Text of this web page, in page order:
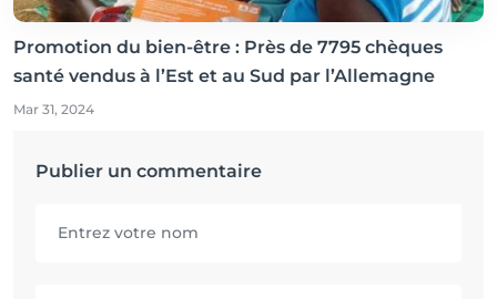
Promotion du bien-être : Près de 7795 chèques
santé vendus à l’Est et au Sud par l’Allemagne
Mar 31, 2024
Publier un commentaire